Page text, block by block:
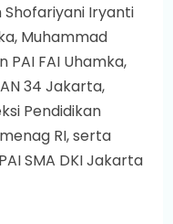
Shofariyani Iryanti
Muhammad
PAI FAI Uhamka,
34 Jakarta,
Pendidikan
RI, serta
SMA DKI Jakarta